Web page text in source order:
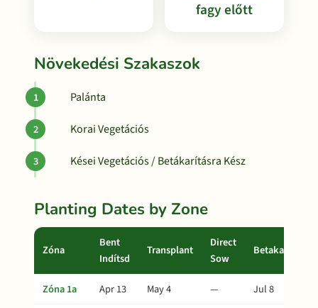
fagy előtt
Növekedési Szakaszok
Palánta
Korai Vegetációs
Kései Vegetációs / Betákarításra Kész
Planting Dates by Zone
Zóna
Bent
Indítsd
Transplant
Direct
Sow
Betakarítás
Zóna 1a Apr 13 May 4 —
Jul 8